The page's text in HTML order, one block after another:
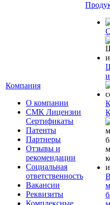
Компания
О компании
СМК Лицензии
Сертификаты
Патенты
Партнеры
Отзывы и
рекомендации
Социальная
ответственность
Вакансии
Реквизиты
Комплексные